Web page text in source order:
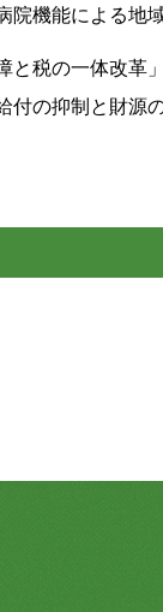
機能による地
と税の一体改
の抑制と財